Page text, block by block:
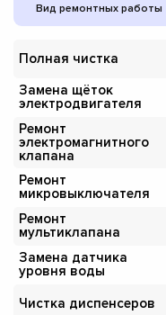
Вид ремонтных работы
Полная чистка
Замена щёток
электродвигателя
Ремонт
электромагнитного
клапана
Ремонт
микровыключателя
Ремонт
мультиклапана
Замена датчика
уровня воды
Чистка диспенсеров